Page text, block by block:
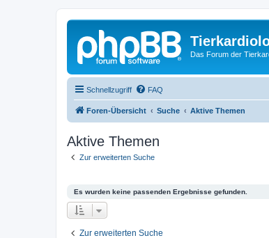
Das Forum der
Schnellzugriff FAQ
Foren-Übersicht Suche Aktive Themen
Aktive Themen
Zur erweiterten Suche
Es wurden keine passenden Ergebnisse gefunden.
Zur erweiterten Suche